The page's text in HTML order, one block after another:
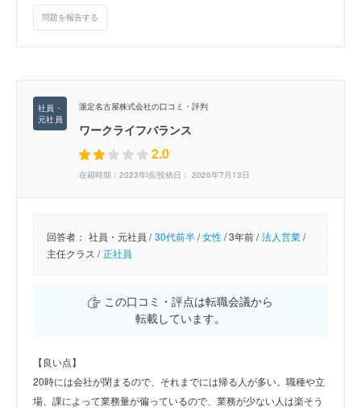
問題を報告する
瀧定名古屋株式会社の口コミ・評判
ワークライフバランス
2.0
在籍時期：2023年頃/投稿日： 2026年7月13日
回答者： 社員・元社員 / 30代前半/女性/3年前 / 法人営業/
主任クラス / 正社員
この口コミ・評点は転職会議から
転載しています。
【良い点】
20時には会社が閉まるので、それまでには帰る人が多い。職種や立
場、課によって業務量が偏っているので、業務が少ない人は楽そう